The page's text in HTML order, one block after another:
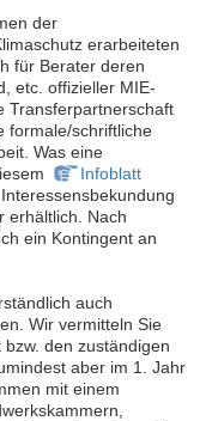
der
erarbeiteten
für Berater deren
etc. offizieller MIE-
Transferpartnerschaft
formale/schriftliche
Was eine
Infoblatt
erhältlich. Nach
ein Kontingent an
auch
Wir vermitteln Sie
den zuständigen
aber im 1. Jahr
mit einem